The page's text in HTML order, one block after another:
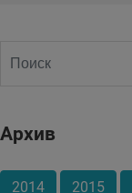
Архив
2014 2015